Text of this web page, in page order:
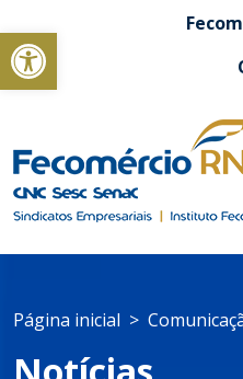
Abrir a barra de ferramentas
Página inicial